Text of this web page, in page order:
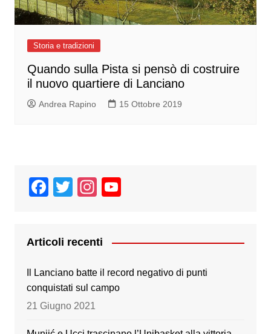
Storia e tradizioni
Quando sulla Pista si pensò di costruire
il nuovo quartiere di Lanciano
Andrea Rapino 15 Ottobre 2019
F
e
b
o
o
T
er
In
gr
a
m
T
u
Articoli recenti
Il Lanciano batte il record negativo di punti
conquistati sul campo
21 Giugno 2021